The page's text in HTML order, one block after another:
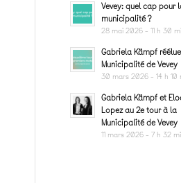
Vevey: quel cap pour
municipalité ?
28 mai 2026 - 11 h 30
Gabriela Kämpf
Municipalité de Vevey
30 mars 2026 - 14 h 10
Gabriela Kämpf et
Lopez au 2e tour à la
Municipalité de Vevey
11 mars 2026 - 7 h 32